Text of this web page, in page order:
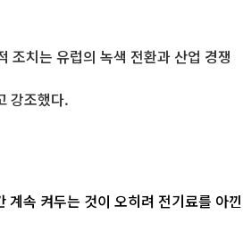
조치는 유럽의 녹색 전환과 산업 경쟁
강조했다.